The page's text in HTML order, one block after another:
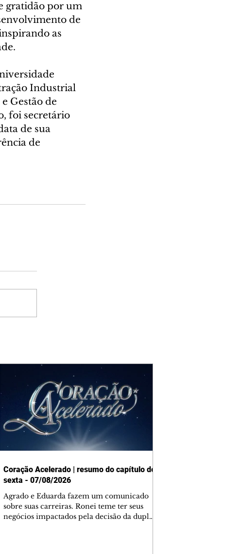
gratidão por um
de
as
Industrial
Gestão de
foi secretário
de sua
de
Coração Acelerado | resumo do capítulo de
sexta - 07/08/2026
Agrado e Eduarda fazem um comunicado
sobre suas carreiras. Ronei teme ter seus
negócios impactados pela decisão da dupla.